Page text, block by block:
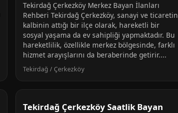
Tekirdağ Çerkezköy Merkez Bayan İlanları
Rehberi Tekirdağ Çerkezköy, sanayi ve ticaretin
kalbinin attığı bir ilçe olarak, hareketli bir
sosyal yaşama da ev sahipliği yapmaktadır. Bu
hareketlilik, özellikle merkez bölgesinde, farklı
hizmet arayışlarını da beraberinde getirir....
Tekirdağ / Çerkezköy
Tekirdağ Çerkezköy Saatlik Bayan